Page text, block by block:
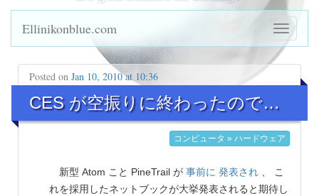
Ellinikonblue.com
Posted on Jan 10, 2010 at 10:36
CES が空振りに終わったので…
コンピュータ » ハードウェア
新型 Atom こと PineTrail が 事前に 発表され 、 こ
れを採用したネットブックが大挙発表されると期待し